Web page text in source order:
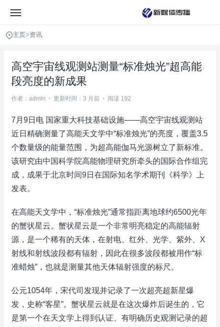
主页>资讯
高空宇宙线观测站测量“标准烛光”超高能
段亮度的新成果
作者：admin • 更新时间：3 月前 • 阅读 192
7月9日电 国家重大科技基础设施——高空宇宙线观测站
近日精确测量了高能天文学中“标准烛光”的亮度，覆盖3.5
个数量级的能量范围，为超高能伽马光源树立了新标准。
该研究由中国科学院高能物理研究所牵头的国际合作组完
成，成果于北京时间9日在国际知名学术期刊《科学》上
发表。
在高能天文学中，“标准烛光”通常指距离地球约6500光年
的蟹状星云。蟹状星云是一个非常明亮稳定的高能辐射
源，是一个稀有的天体，在射电、红外、光学、紫外、X
射线和射线波段都有辐射，因此在很多波段都被用作“标
准蜡烛”，也就是测量其他天体辐射强度的标尺。
公元1054年，宋代司发现并记录了一次超亮超新星爆
发，史称“客星”。蟹状星云就是在这次爆炸后诞生的，它
是第一个在天文学上得到认证、有明确历史观测记录的超